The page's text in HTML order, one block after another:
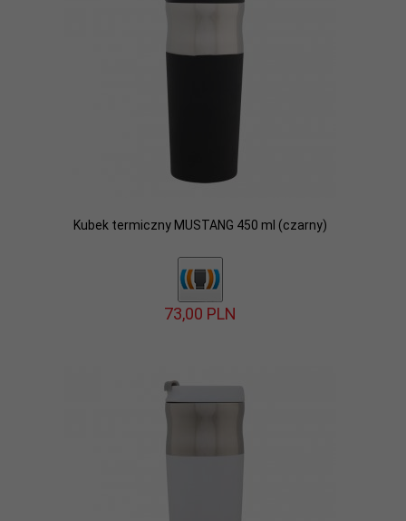
Kubek termiczny MUSTANG 450 ml (czarny)
73,00 PLN